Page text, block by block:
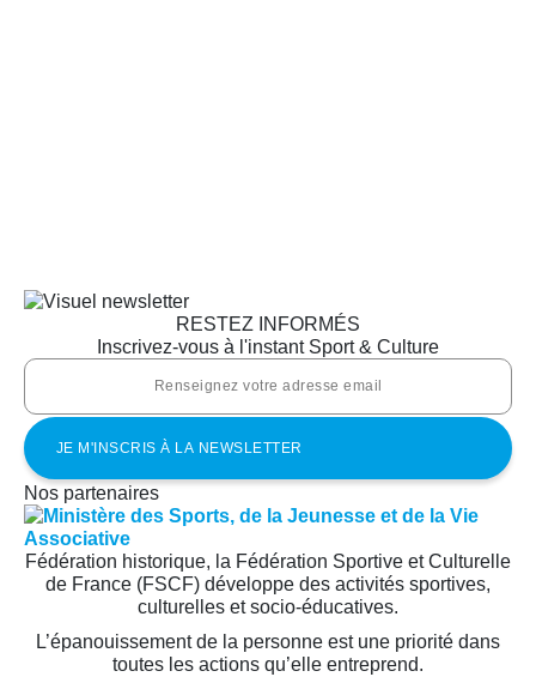
RESTEZ INFORMÉS
Inscrivez-vous à l'instant Sport & Culture
Nos partenaires
Fédération historique, la Fédération Sportive et Culturelle
de France (FSCF) développe des activités sportives,
culturelles et socio-éducatives.
L’épanouissement de la personne est une priorité dans
toutes les actions qu’elle entreprend.